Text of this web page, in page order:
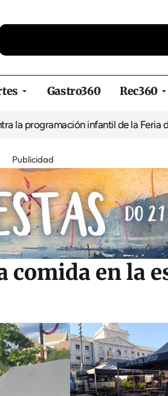
Gastro360 Rec360
infantil de la Feria de la Cerveza
Publicidad
comida en la